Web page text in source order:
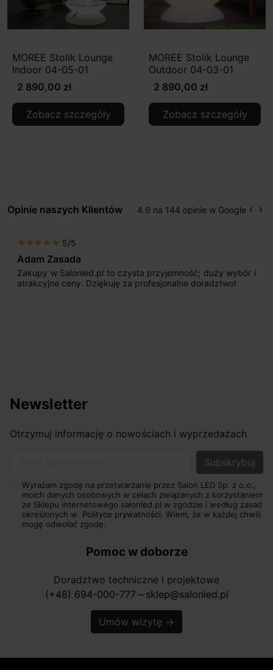
MOREE Stolik Lounge
Indoor 04-05-01
2 890,00 zł
Zobacz szczegóły
MOREE Stolik Lounge
Outdoor 04-03-01
2 890,00 zł
Zobacz szczegóły
Opinie naszych Klientów 4.9 na 144 opinie w Google keyboard_arrow_left keyboard_arrow_right
starstarstarstarstar 5/5
Adam Zasada
Zakupy w Salonled.pl to czysta przyjemność; duży wybór i
atrakcyjne ceny. Dziękuję za profesjonalne doradztwo!
Newsletter
Otrzymuj informację o nowościach i wyprzedażach
Wyrażam zgodę na przetwarzanie przez Salon LED Sp. z o.o.,
moich danych osobowych w celach związanych z korzystaniem
ze Sklepu internetowego salonled.pl w zgodzie i według zasad
określonych w Polityce prywatności. Wiem, że w każdej chwili
mogę odwołać zgodę.
Pomoc w doborze
Doradztwo techniczne i projektowe
(+48) 694-000-777 horizontal_rule sklep@salonled.pl
Umów wizytę →